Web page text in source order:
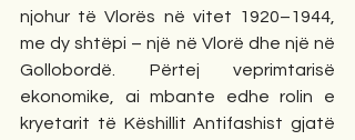
njohur të Vlorës në vitet 1920–1944,
me dy shtëpi – një në Vlorë dhe një në
Gollobordë. Përtej veprimtarisë
ekonomike, ai mbante edhe rolin e
kryetarit të Këshillit Antifashist gjatë